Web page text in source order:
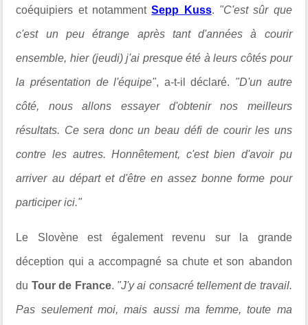
coéquipiers et notamment Sepp Kuss. "C'est sûr que
c'est un peu étrange après tant d'années à courir
ensemble, hier (jeudi) j'ai presque été à leurs côtés pour
la présentation de l'équipe", a-t-il déclaré. "D'un autre
côté, nous allons essayer d'obtenir nos meilleurs
résultats. Ce sera donc un beau défi de courir les uns
contre les autres. Honnêtement, c'est bien d'avoir pu
arriver au départ et d'être en assez bonne forme pour
participer ici."
Le Slovène est également revenu sur la grande
déception qui a accompagné sa chute et son abandon
du Tour de France. "J'y ai consacré tellement de travail.
Pas seulement moi, mais aussi ma femme, toute ma